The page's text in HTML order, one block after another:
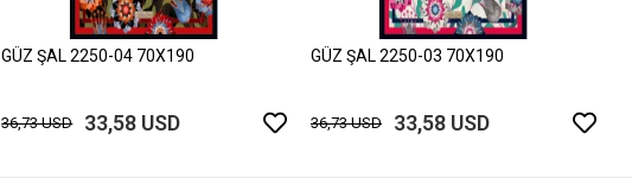
GÜZ ŞAL 2250-04 70X190
36,73 USD 33,58 USD
GÜZ ŞAL 2250-03 70X190
36,73 USD 33,58 USD